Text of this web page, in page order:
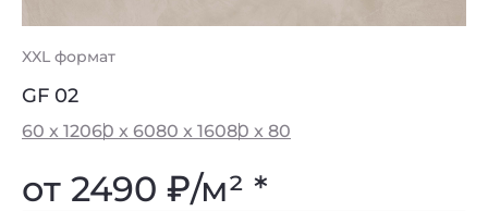
XXL формат
GF 02
60 x 12060 x 6080 x 16080 x 80
от 2490 ₽/м² *